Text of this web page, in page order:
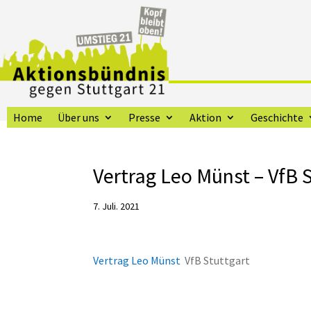
Home Über uns Presse Aktion Geschichte
Vertrag Leo Münst – VfB
7. Juli. 2021
Vertrag Leo Münst VfB Stuttgart